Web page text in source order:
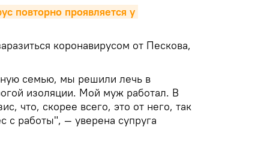
повторно проявляется у
коронавирусом от Пескова,
семью, мы решили лечь в
изоляции. Мой муж работал. В
что, скорее всего, это от него, так
с работы", — уверена супруга